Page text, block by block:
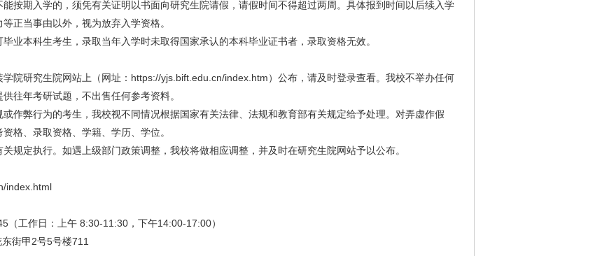
按期入学的，须凭有关证明以书面向研究生院请假，请假时间不得超过两周。具体报到时间以后续入学
正当事由以外，视为放弃入学资格。
业本科生考生，录取当年入学时未取得国家承认的本科毕业证书者，录取资格无效。
学院研究生院网站上（网址：https://yjs.bift.edu.cn/index.htm）公布，请及时登录查看。我校不举办任何
往年考研试题，不出售任何参考资料。
或作弊行为的考生，我校视不同情况根据国家有关法律、法规和教育部有关规定给予处理。对弄虚作假
格、录取资格、学籍、学历、学位。
规定执行。如遇上级部门政策调整，我校将做相应调整，并及时在研究生院网站予以公布。
index.html
工作日：上午 8:30-11:30，下午14:00-17:00）
街甲2号5号楼711